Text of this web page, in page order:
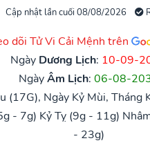
Cập nhật lần cuối 08/08/2026
dõi Tử Vi Cải Mệnh trên
Ngày Dương Lịch: 10-09-
NgàyÂm Lịch: 06-08-
(17G), Ngày Kỷ Mùi, Tháng
- 7g) Kỷ Tỵ (9g - 11g)
- 23g)